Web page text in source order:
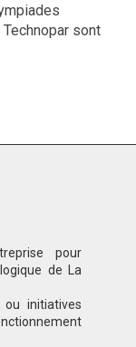
sont
pour
de La
initiatives